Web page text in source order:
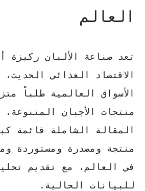
العالم
تعد صناعة الألبان ركيزة
الاقتصاد الغذائي
الأسواق العالمية طلباً
منتجات الأجبان المتنوعة.
المقالة الشاملة
منتجة ومصدرة ومستوردة
في العالم، مع تقديم
للبيانات الحالية.